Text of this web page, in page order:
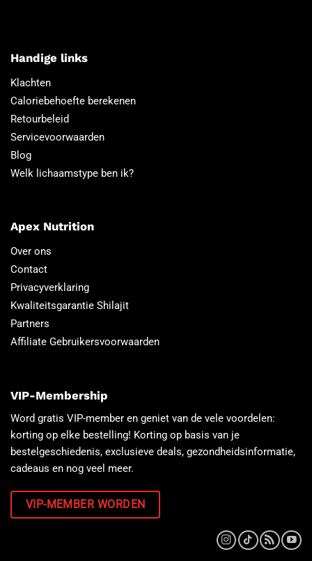
Handige links
Klachten
Caloriebehoefte berekenen
Retourbeleid
Servicevoorwaarden
Blog
Welk lichaamstype ben ik?
Apex Nutrition
Over ons
Contact
Privacyverklaring
Kwaliteitsgarantie Shilajit
Partners
Affiliate Gebruikersvoorwaarden
VIP-Membership
Word gratis VIP-member en geniet van de vele voordelen:
korting op elke bestelling! Korting op basis van je
bestelgeschiedenis, exclusieve deals, gezondheidsinformatie,
cadeaus en nog veel meer.
VIP-MEMBER WORDEN